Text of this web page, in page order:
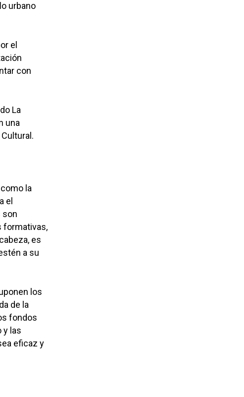
urbano
el
con
La
una
la
el
son
formativas,
es
a su
los
de la
fondos
y las
eficaz y